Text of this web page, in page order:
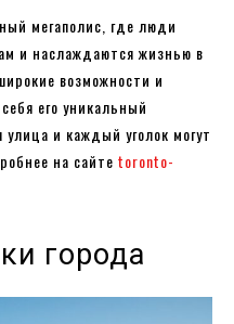
мегаполис, где люди
и наслаждаются жизнью в
возможности и
его уникальный
и каждый уголок могут
на сайте toronto-
города